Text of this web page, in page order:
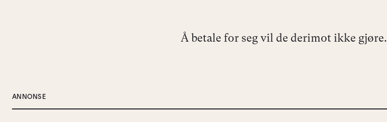
Å betale for seg vil de derimot ikke gjøre.
ANNONSE